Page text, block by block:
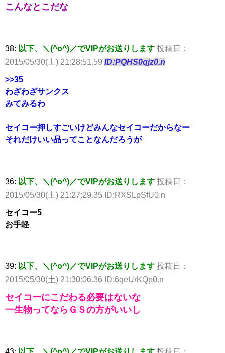
こんなとこだな
38: 以下、＼(^o^)／でVIPがお送りします 投稿日：
2015/05/30(土) 21:28:51.59 ID:PQHS0qjz0.n
>>35
わざわざサンクス
みてみるわ
セイコー押しすごいけどみんなセイコーだからなー
それだけいい品ってことなんだろうが
36: 以下、＼(^o^)／でVIPがお送りします 投稿日：
2015/05/30(土) 21:27:29.35 ID:RXSLpSfU0.n
セイコー5
お手軽
39: 以下、＼(^o^)／でVIPがお送りします 投稿日：
2015/05/30(土) 21:30:06.36 ID:6qeUrKQp0.n
セイコーにこだわる必要はないな
一生物ってならＧＳの方がいいし